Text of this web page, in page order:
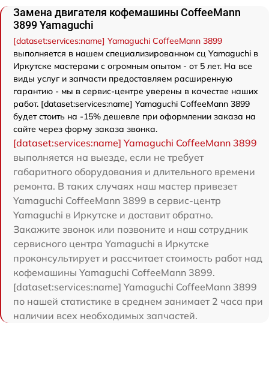
Замена двигателя кофемашины CoffeeMann
3899 Yamaguchi
[dataset:services:name] Yamaguchi CoffeeMann 3899
выполняется в нашем специализированном сц Yamaguchi в
Иркутске мастерами с огромным опытом - от 5 лет. На все
виды услуг и запчасти предоставляем расширенную
гарантию - мы в сервис-центре уверены в качестве наших
работ. [dataset:services:name] Yamaguchi CoffeeMann 3899
будет стоить на -15% дешевле при оформлении заказа на
сайте через форму заказа звонка.
[dataset:services:name] Yamaguchi CoffeeMann 3899
выполняется на выезде, если не требует
габаритного оборудования и длительного времени
ремонта. В таких случаях наш мастер привезет
Yamaguchi CoffeeMann 3899 в сервис-центр
Yamaguchi в Иркутске и доставит обратно.
Закажите звонок или позвоните и наш сотрудник
сервисного центра Yamaguchi в Иркутске
проконсультирует и рассчитает стоимость работ над
кофемашины Yamaguchi CoffeeMann 3899.
[dataset:services:name] Yamaguchi CoffeeMann 3899
по нашей статистике в среднем занимает 2 часа при
наличии всех необходимых запчастей.